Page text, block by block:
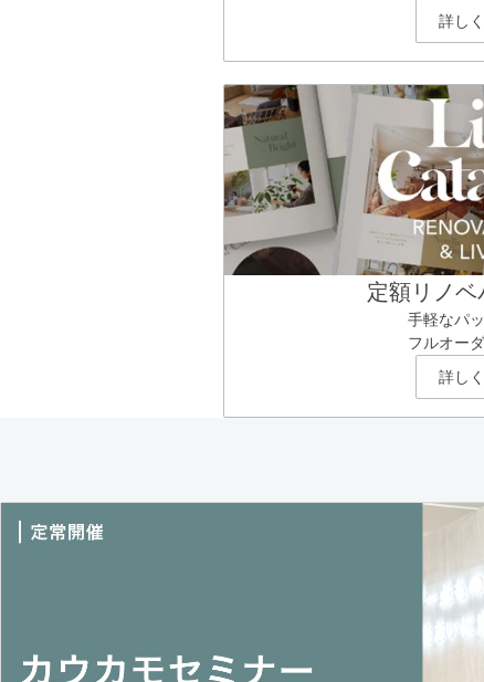
詳し
定額リノベ
手軽なパ
フルオー
詳し